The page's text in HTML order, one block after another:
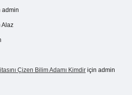
admin
Alaz
Çizen Bilim Adamı Kimdir için admin